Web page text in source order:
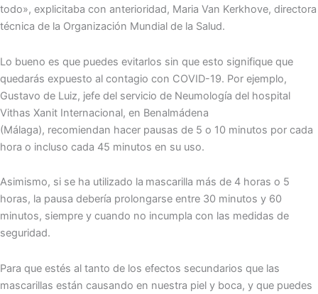
todo», explicitaba con anterioridad, Maria Van Kerkhove, directora
técnica de la Organización Mundial de la Salud.
Lo bueno es que puedes evitarlos sin que esto signifique que
quedarás expuesto al contagio con COVID-19. Por ejemplo,
Gustavo de Luiz, jefe del servicio de Neumología del hospital
Vithas Xanit Internacional, en Benalmádena
(Málaga), recomiendan hacer pausas de 5 o 10 minutos por cada
hora o incluso cada 45 minutos en su uso.
Asimismo, si se ha utilizado la mascarilla más de 4 horas o 5
horas, la pausa debería prolongarse entre 30 minutos y 60
minutos, siempre y cuando no incumpla con las medidas de
seguridad.
Para que estés al tanto de los efectos secundarios que las
mascarillas están causando en nuestra piel y boca, y que puedes